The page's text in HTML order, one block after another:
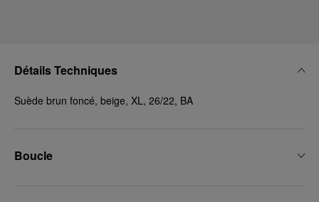
Détails Techniques
Suède brun foncé, beige, XL, 26/22, BA
Boucle